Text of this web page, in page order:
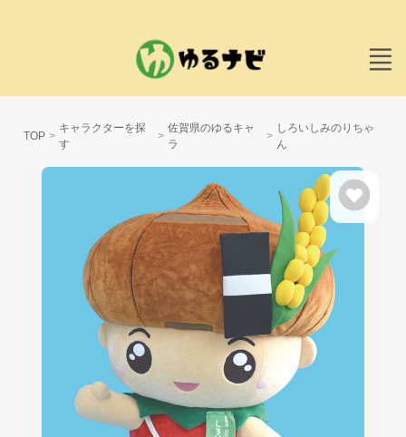
TOP
キャラクターを探
す
佐賀県のゆるキャ
ラ
しろいしみのりちゃ
ん